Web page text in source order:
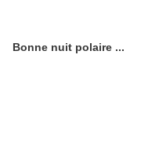
Bonne nuit polaire ...